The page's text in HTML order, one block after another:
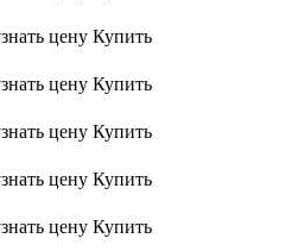
цену Купить
цену Купить
цену Купить
цену Купить
цену Купить